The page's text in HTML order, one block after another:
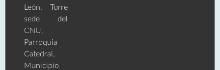
León, Torre
sede del
CNU,
Parroquia
Catedral,
Municipio